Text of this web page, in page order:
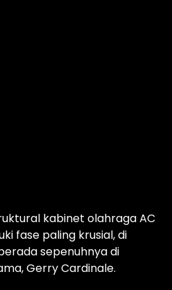
kabinet olahraga AC
fase paling krusial, di
sepenuhnya di
Gerry Cardinale.